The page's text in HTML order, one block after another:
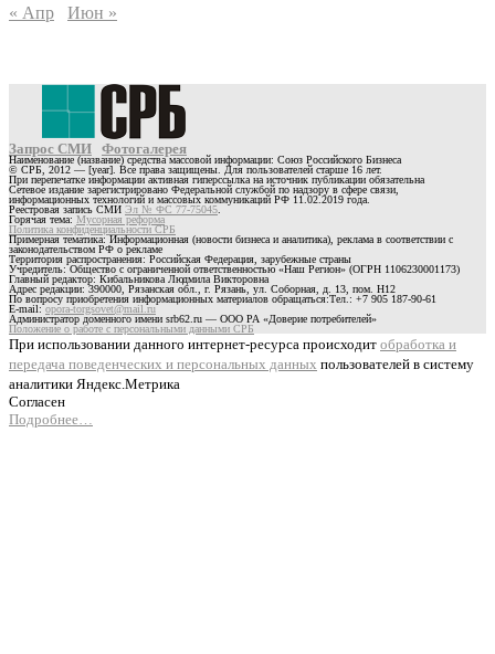
« Апр
Июн »
Запрос СМИ Фотогалерея
Наименование (название) средства массовой информации: Союз Российского Бизнеса
© СРБ, 2012 — [year]. Все права защищены. Для пользователей старше 16 лет.
При перепечатке информации активная гиперссылка на источник публикации обязательна
Сетевое издание зарегистрировано Федеральной службой по надзору в сфере связи,
информационных технологий и массовых коммуникаций РФ 11.02.2019 года.
Реестровая запись СМИ Эл № ФС 77-75045
Горячая тема: Мусорная реформа
Политика конфиденциальности СРБ
Примерная тематика: Информационная (новости бизнеса и аналитика), реклама в соответствии с
законодательством РФ о рекламе
Территория распространения: Российская Федерация, зарубежные страны
Учредитель: Общество с ограниченной ответственностью «Наш Регион» (ОГРН 1106230001173)
Главный редактор: Кибальникова Людмила Викторовна
Адрес редакции: 390000, Рязанская обл., г. Рязань, ул. Соборная, д. 13, пом. Н12
По вопросу приобретения информационных материалов обращаться:Тел.: +7 905 187-90-61
E-mail:opora-torgsovet@mail.ru
Администратор доменного имени srb62.ru — ООО РА «Доверие потребителей»
Положение о работе с персональными данными СРБ
При использовании данного интернет-ресурса происходит обработка и
передача поведенческих и персональных данных пользователей в систему
аналитики Яндекс.Метрика
Согласен
Подробнее…